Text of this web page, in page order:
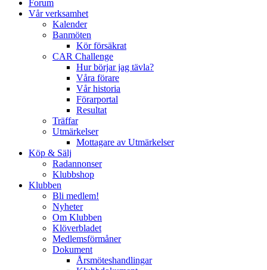
Forum
Vår verksamhet
Kalender
Banmöten
Kör försäkrat
CAR Challenge
Hur börjar jag tävla?
Våra förare
Vår historia
Förarportal
Resultat
Träffar
Utmärkelser
Mottagare av Utmärkelser
Köp & Sälj
Radannonser
Klubbshop
Klubben
Bli medlem!
Nyheter
Om Klubben
Klöverbladet
Medlemsförmåner
Dokument
Årsmöteshandlingar